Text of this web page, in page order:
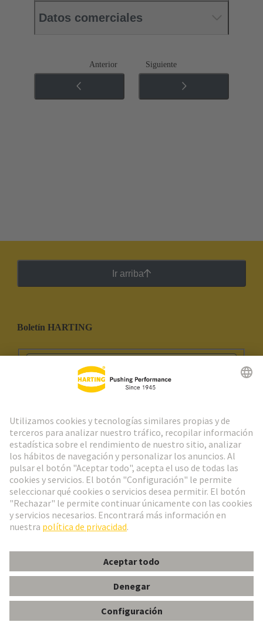
Datos comerciales
Anterior Siguiente
Ir arriba
Boletín HARTING
Ir al registro
Social Media
España Español
© Grupo Tecnológico HARTING
ImprintPolítica de privacidad
Configuración de cookies
Información al cliente